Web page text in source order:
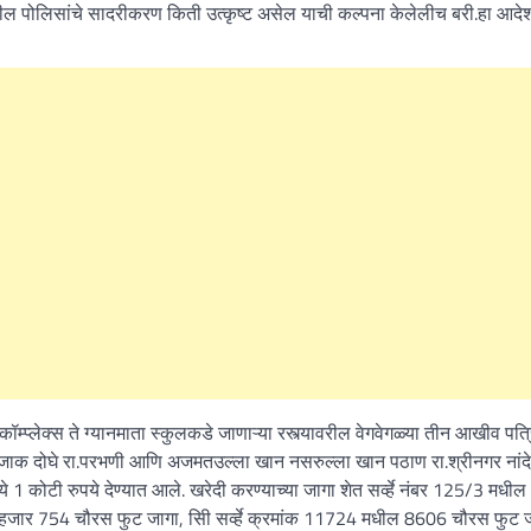
पोलिसांचे सादरीकरण किती उत्कृष्ट असेल याची कल्पना केलेलीच बरी.हा
ते ग्यानमाता स्कुलकडे जाणाऱ्या रस्त्यावरील वेगवेगळ्या तीन आखीव
दोघे रा.परभणी आणि अजमतउल्ला खान नसरुल्ला खान पठाण रा.श्रीनगर
1 कोटी रुपये देण्यात आले. खरेदी करण्याच्या जागा शेत सर्व्हे नंबर 125/3
754 चौरस फुट जागा, सिी सर्व्हे क्रमांक 11724 मधील 8606 चौरस फुट